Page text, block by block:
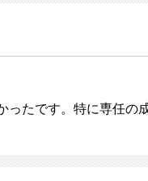
ったです。特に専任の